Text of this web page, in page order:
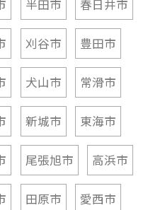
刈谷市 豊田市
犬山市 常滑市
新城市 東海市
尾張旭市 高浜市
田原市 愛西市